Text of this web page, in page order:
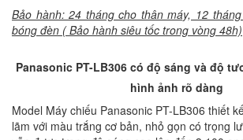
Bảo hành: 24 tháng cho thân máy, 12
bóng đèn ( Bảo hành siêu tốc trong vòng 48h)
Panasonic PT-LB306 có độ sáng và độ
hình ảnh rõ dàng
Model Máy chiếu Panasonic PT-LB306 thiết
lãm với màu trắng cơ bản, nhỏ gọn có trọng